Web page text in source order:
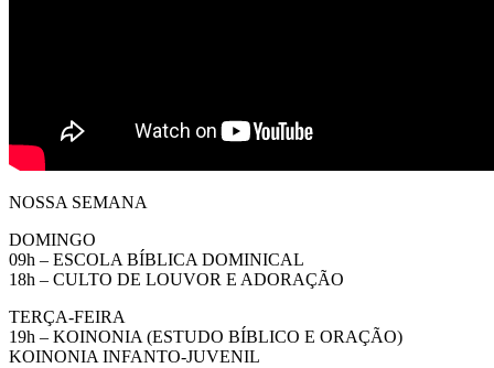
NOSSA SEMANA
DOMINGO
09h – ESCOLA BÍBLICA DOMINICAL
18h – CULTO DE LOUVOR E ADORAÇÃO
TERÇA-FEIRA
19h – KOINONIA (ESTUDO BÍBLICO E ORAÇÃO)
KOINONIA INFANTO-JUVENIL